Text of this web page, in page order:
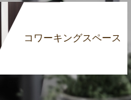
コワーキングスペース